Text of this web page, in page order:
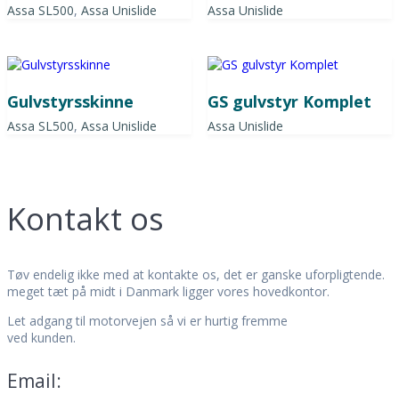
Assa SL500, Assa Unislide Assa Unislide
Gulvstyrsskinne
Assa SL500, Assa Unislide
GS gulvstyr Komplet
Assa Unislide
Kontakt os
Tøv endelig ikke med at kontakte os, det er ganske uforpligtende.
meget tæt på midt i Danmark ligger vores hovedkontor.
Let adgang til motorvejen så vi er hurtig fremme
ved kunden.
Email: